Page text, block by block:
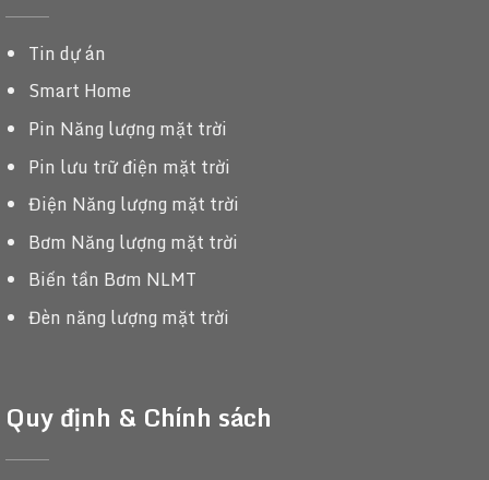
Tin dự án
Smart Home
Pin Năng lượng mặt trời
Pin lưu trữ điện mặt trời
Điện Năng lượng mặt trời
Bơm Năng lượng mặt trời
Biến tần Bơm NLMT
Đèn năng lượng mặt trời
Quy định & Chính sách